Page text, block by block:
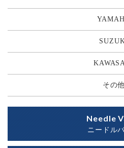
その他
Needle
ニードル